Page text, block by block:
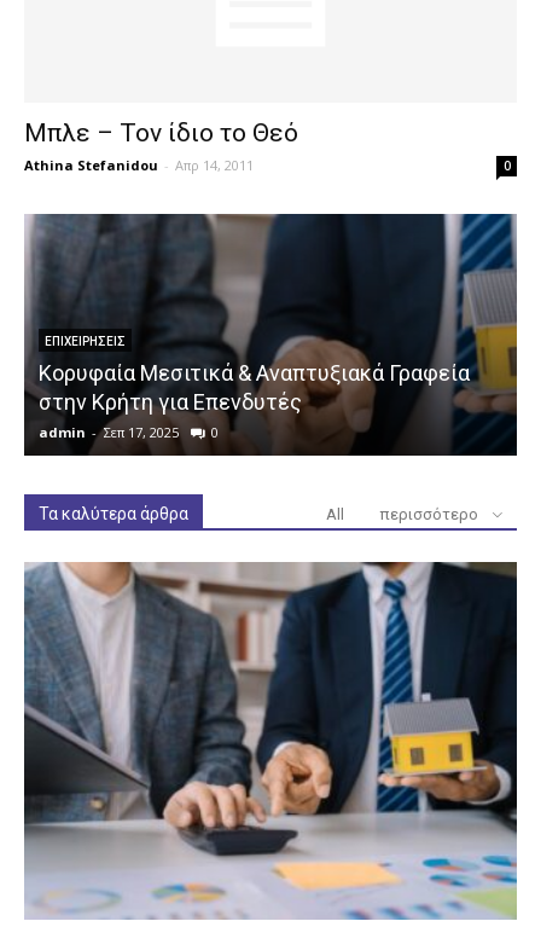
Μπλε – Τον ίδιο το Θεό
Athina Stefanidou - Απρ 14, 2011 0
ΕΠΙΧΕΙΡΉΣΕΙΣ
Κορυφαία Μεσιτικά & Αναπτυξιακά Γραφεία
στην Κρήτη για Επενδυτές
admin - Σεπ 17, 2025 0
Τα καλύτερα άρθρα All περισσότερο